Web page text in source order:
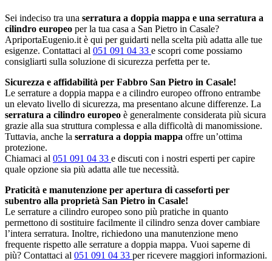
Sei indeciso tra una serratura a doppia mappa e una serratura a
cilindro europeo per la tua casa a San Pietro in Casale?
ApriportaEugenio.it è qui per guidarti nella scelta più adatta alle tue
esigenze. Contattaci al 051 091 04 33 e scopri come possiamo
consigliarti sulla soluzione di sicurezza perfetta per te.
Sicurezza e affidabilità per Fabbro San Pietro in Casale!
Le serrature a doppia mappa e a cilindro europeo offrono entrambe
un elevato livello di sicurezza, ma presentano alcune differenze. La
serratura a cilindro europeo è generalmente considerata più sicura
grazie alla sua struttura complessa e alla difficoltà di manomissione.
Tuttavia, anche la serratura a doppia mappa offre un’ottima
protezione.
Chiamaci al 051 091 04 33 e discuti con i nostri esperti per capire
quale opzione sia più adatta alle tue necessità.
Praticità e manutenzione per apertura di casseforti per
subentro alla proprietà San Pietro in Casale!
Le serrature a cilindro europeo sono più pratiche in quanto
permettono di sostituire facilmente il cilindro senza dover cambiare
l’intera serratura. Inoltre, richiedono una manutenzione meno
frequente rispetto alle serrature a doppia mappa. Vuoi saperne di
più? Contattaci al 051 091 04 33 per ricevere maggiori informazioni.